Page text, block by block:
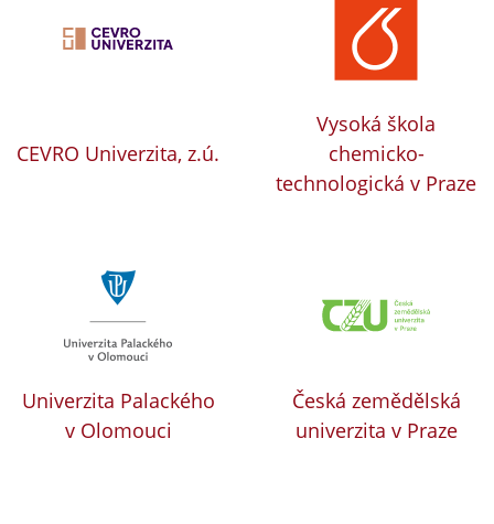
CEVRO Univerzita, z.ú.
Vysoká škola
chemicko-
technologická v Praze
Univerzita Palackého
v Olomouci
Česká zemědělská
univerzita v Praze